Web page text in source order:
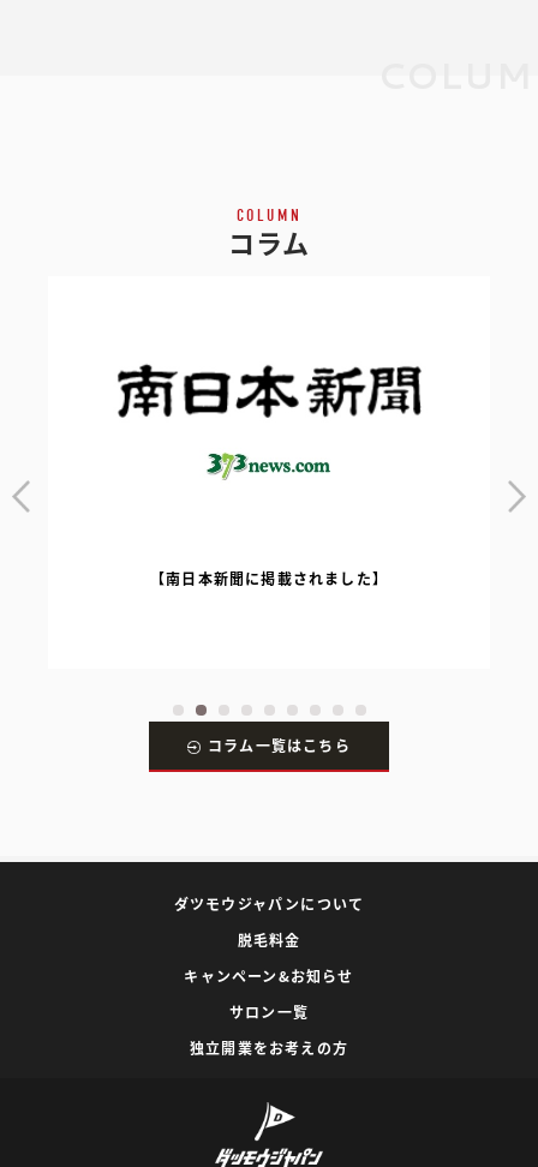
COLUMN
コラム
【南日本新聞に掲載されました】
コラム一覧はこちら
ダツモウジャパンについて
脱毛料金
キャンペーン&お知らせ
サロン一覧
独立開業をお考えの方